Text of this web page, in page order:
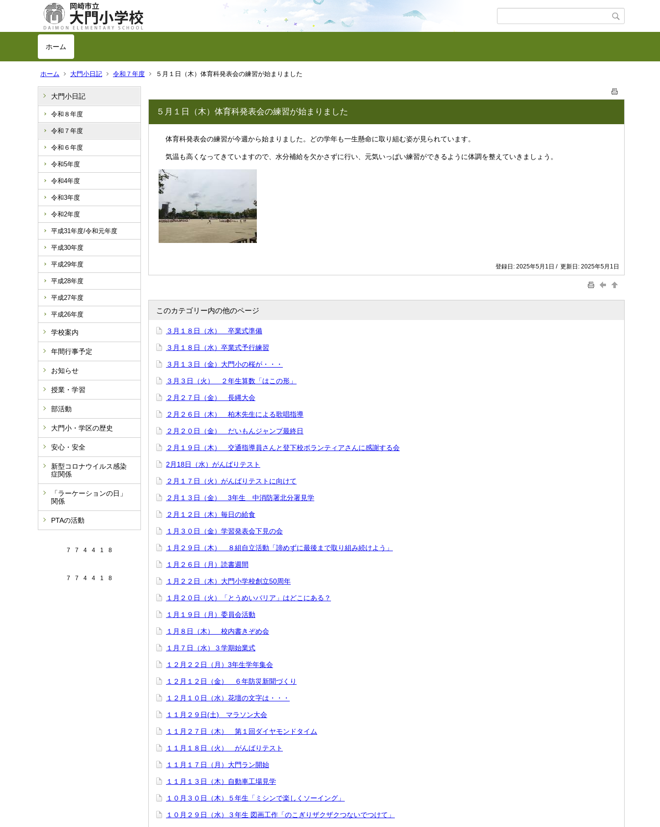
ホーム
ホーム 大門小日記 令和７年度 ５月１日（木）体育科発表会の練習が始まりました
大門小日記
令和８年度
令和７年度
令和６年度
令和5年度
令和4年度
令和3年度
令和2年度
平成31年度/令和元年度
平成30年度
平成29年度
平成28年度
平成27年度
平成26年度
学校案内
年間行事予定
お知らせ
授業・学習
部活動
大門小・学区の歴史
安心・安全
新型コロナウイルス感染
症関係
「ラーケーションの日」
関係
PTAの活動
7 7 4 4 1 8
7 7 4 4 1 8
５月１日（木）体育科発表会の練習が始まりました
体育科発表会の練習が今週から始まりました。どの学年も一生懸命に取り組む姿が見られています。
気温も高くなってきていますので、水分補給を欠かさずに行い、元気いっぱい練習ができるように体調を整えていきましょう。
登録日: 2025年5月1日 / 更新日: 2025年5月1日
このカテゴリー内の他のページ
３月１８日（水） 卒業式準備
３月１８日（水）卒業式予行練習
３月１３日（金）大門小の桜が・・・
３月３日（火） ２年生算数「はこの形」
２月２７日（金） 長縄大会
２月２６日（木） 柏木先生による歌唱指導
２月２０日（金） だいもんジャンプ最終日
２月１９日（木） 交通指導員さんと登下校ボランティアさんに感謝する会
2月18日（水）がんばりテスト
２月１７日（火）がんばりテストに向けて
２月１３日（金） 3年生 中消防署北分署見学
２月１２日（木）毎日の給食
１月３０日（金）学習発表会下見の会
１月２９日（木） ８組自立活動「諦めずに最後まで取り組み続けよう」
１月２６日（月）読書週間
１月２２日（木）大門小学校創立50周年
１月２０日（火）「とうめいバリア」はどこにある？
１月１９日（月）委員会活動
１月８日（木） 校内書きぞめ会
１月７日（水）３学期始業式
１２月２２日（月）3年生学年集会
１２月１２日（金） ６年防災新聞づくり
１２月１０日（水）花壇の文字は・・・
１１月２９日(土) マラソン大会
１１月２７日（木） 第１回ダイヤモンドタイム
１１月１８日（火） がんばりテスト
１１月１７日（月）大門ラン開始
１１月１３日（木）自動車工場見学
１０月３０日（木）５年生「ミシンで楽しくソーイング」
１０月２９日（水）３年生 図画工作「のこぎりザクザクつないでつけて」